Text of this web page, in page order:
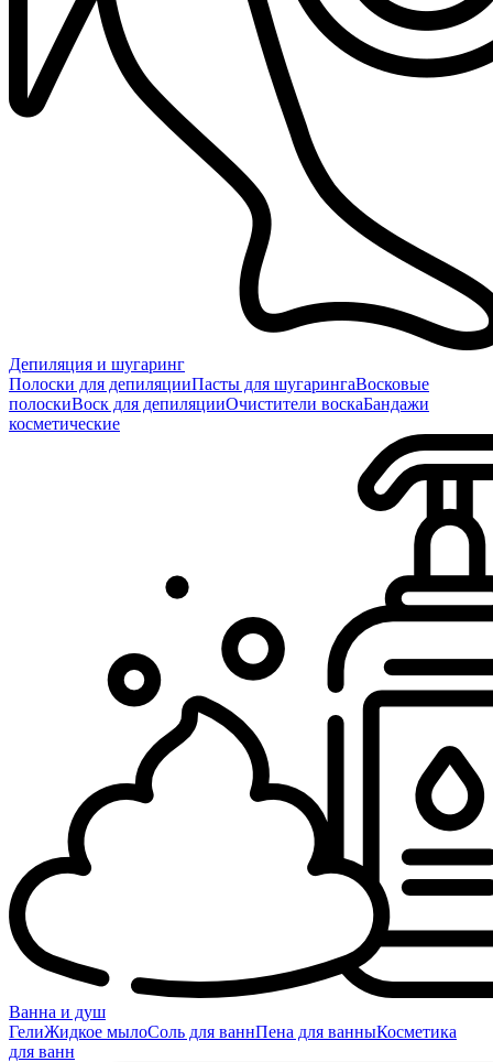
Депиляция и шугаринг
Полоски для депиляцииПасты для шугарингаВосковые
полоскиВоск для депиляцииОчистители воскаБандажи
косметические
Ванна и душ
ГелиЖидкое мылоСоль для ваннПена для ванныКосметика
для ванн